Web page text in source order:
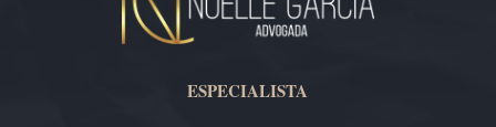
ESPECIALISTA